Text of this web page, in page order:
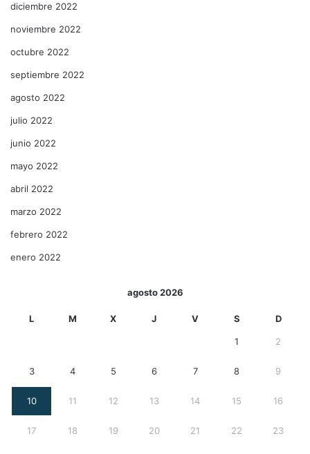
diciembre 2022
noviembre 2022
octubre 2022
septiembre 2022
agosto 2022
julio 2022
junio 2022
mayo 2022
abril 2022
marzo 2022
febrero 2022
enero 2022
agosto 2026
L M X J V S D
1 2
3 4 5 6 7 8 9
10 11 12 13 14 15 16
17 18 19 20 21 22 23